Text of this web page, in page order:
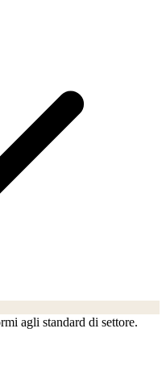
agli standard di settore.